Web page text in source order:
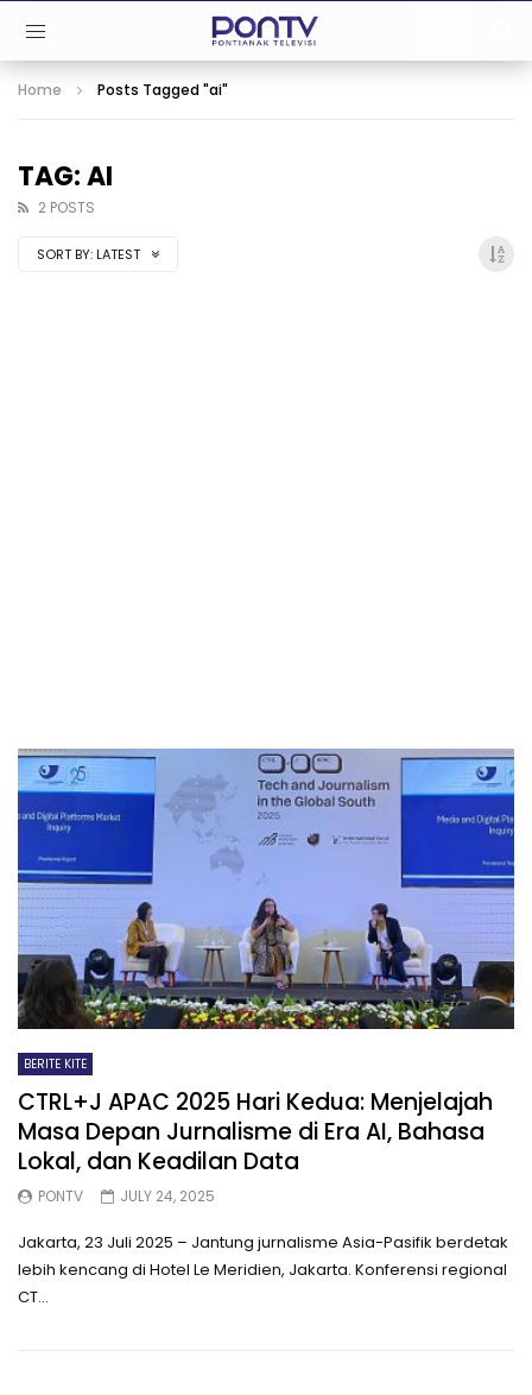
Home Posts Tagged "ai"
TAG: AI
2 POSTS
SORT BY: LATEST
BERITE KITE
CTRL+J APAC 2025 Hari Kedua: Menjelajah
Masa Depan Jurnalisme di Era AI, Bahasa
Lokal, dan Keadilan Data
PONTV JULY 24, 2025
Jakarta, 23 Juli 2025 – Jantung jurnalisme Asia-Pasifik berdetak
lebih kencang di Hotel Le Meridien, Jakarta. Konferensi regional
CT...